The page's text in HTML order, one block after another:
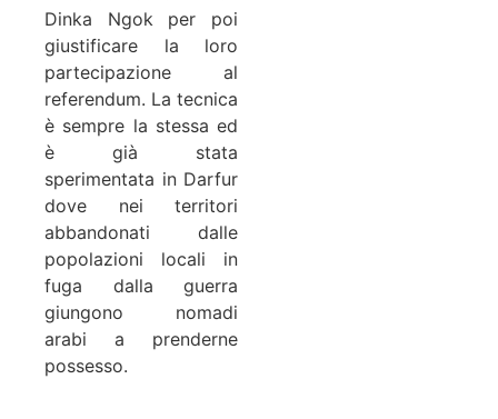
Dinka Ngok per poi
giustificare la loro
partecipazione al
referendum. La tecnica
è sempre la stessa ed
è già stata
sperimentata in Darfur
dove nei territori
abbandonati dalle
popolazioni locali in
fuga dalla guerra
giungono nomadi
arabi a prenderne
possesso.